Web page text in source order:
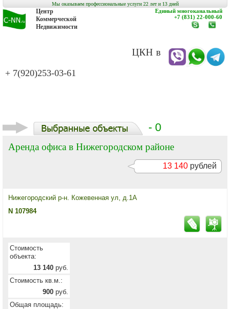
Мы оказываем профессиональные услуги 22 лет и 13 дней
Центр
Коммерческой
Недвижимости
ЦКН в
+ 7(920)253-03-61
Единый многоканальный
+7 (831) 22-000-60
www.c-
- 0
Аренда офиса в Нижегородском районе
13 140 рублей
Нижегородский р-н. Кожевенная ул, д.1А
N 107984
Стоимость
объекта:
13 140 руб.
Стоимость кв.м.:
900 руб.
Общая площадь: